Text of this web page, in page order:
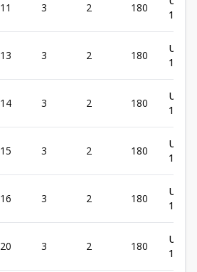
11 3 2 180
13 3 2 180
US$
14 3 2 180
US$
15 3 2 180
US$
16 3 2 180
US$
20 3 2 180
US$